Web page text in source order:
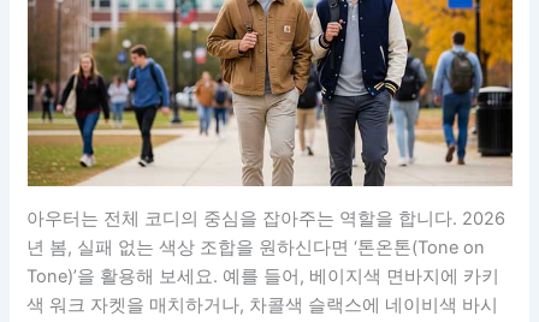
아우터는 전체 코디의 중심을 잡아주는 역할을 합니다. 2026
년 봄, 실패 없는 색상 조합을 원하신다면 ‘톤온톤(Tone on
Tone)’을 활용해 보세요. 예를 들어, 베이지색 면바지에 카키
색 워크 자켓을 매치하거나, 차콜색 슬랙스에 네이비색 바시